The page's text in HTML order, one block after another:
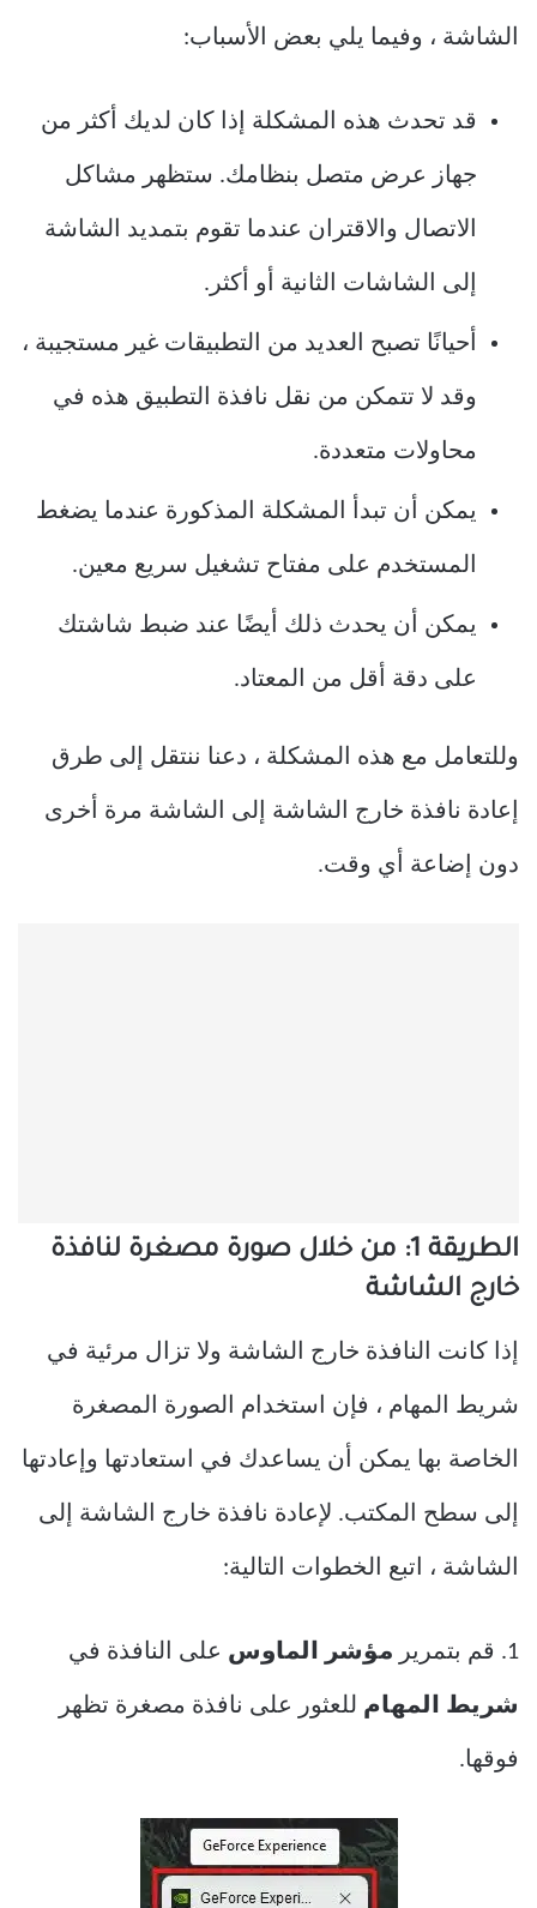
الشاشة ، وفيما يلي بعض الأسباب:
قد تحدث هذه المشكلة إذا كان لديك أكثر من
جهاز عرض متصل بنظامك. ستظهر مشاكل
الاتصال والاقتران عندما تقوم بتمديد الشاشة
إلى الشاشات الثانية أو أكثر.
أحيانًا تصبح العديد من التطبيقات غير مستجيبة ،
وقد لا تتمكن من نقل نافذة التطبيق هذه في
محاولات متعددة.
يمكن أن تبدأ المشكلة المذكورة عندما يضغط
المستخدم على مفتاح تشغيل سريع معين.
يمكن أن يحدث ذلك أيضًا عند ضبط شاشتك
على دقة أقل من المعتاد.
وللتعامل مع هذه المشكلة ، دعنا ننتقل إلى طرق
إعادة نافذة خارج الشاشة إلى الشاشة مرة أخرى
دون إضاعة أي وقت.
الطريقة 1: من خلال صورة مصغرة لنافذة
خارج الشاشة
إذا كانت النافذة خارج الشاشة ولا تزال مرئية في
شريط المهام ، فإن استخدام الصورة المصغرة
الخاصة بها يمكن أن يساعدك في استعادتها وإعادتها
إلى سطح المكتب. لإعادة نافذة خارج الشاشة إلى
الشاشة ، اتبع الخطوات التالية:
1. قم بتمرير مؤشر الماوس على النافذة في
شريط المهام للعثور على نافذة مصغرة تظهر
فوقها.